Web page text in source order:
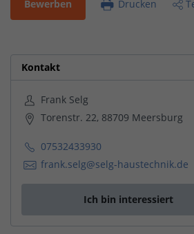
Bewerben Drucken
Kontakt
Frank Selg
Torenstr. 22, 88709 Meersburg
07532433930
frank.selg@selg-haustechnik.de
Ich bin interessiert